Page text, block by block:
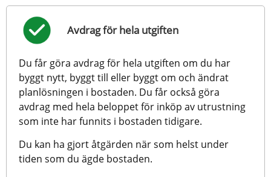
Avdrag för hela utgiften
Du får göra avdrag för hela utgiften om du har
byggt nytt, byggt till eller byggt om och ändrat
planlösningen i bostaden. Du får också göra
avdrag med hela beloppet för inköp av utrustning
som inte har funnits i bostaden tidigare.
Du kan ha gjort åtgärden när som helst under
tiden som du ägde bostaden.